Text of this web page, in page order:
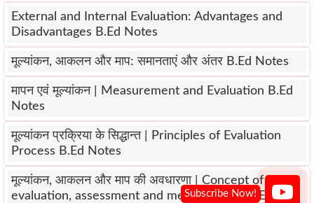
External and Internal Evaluation: Advantages and
Disadvantages B.Ed Notes
मूल्यांकन, आकलन और माप: समानताएं और अंतर B.Ed Notes
मापन एवं मूल्यांकन | Measurement and Evaluation B.Ed
Notes
मूल्यांकन प्रक्रिया के सिद्धान्त | Principles of Evaluation
Process B.Ed Notes
मूल्यांकन, आकलन और माप की अवधारणा | Concept of
evaluation, assessment and measurement B.Ed